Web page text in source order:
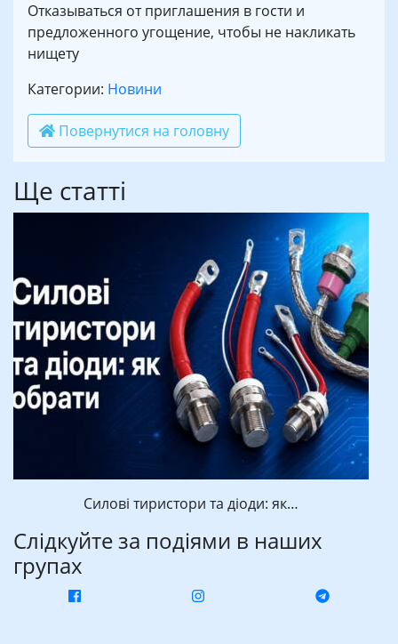
Отказываться от приглашения в гости и
предложенного угощение, чтобы не накликать
нищету
Категории: Новини
Повернутися на головну
Ще статті
Силові тиристори та діоди: як…
Слідкуйте за подіями в наших
групах